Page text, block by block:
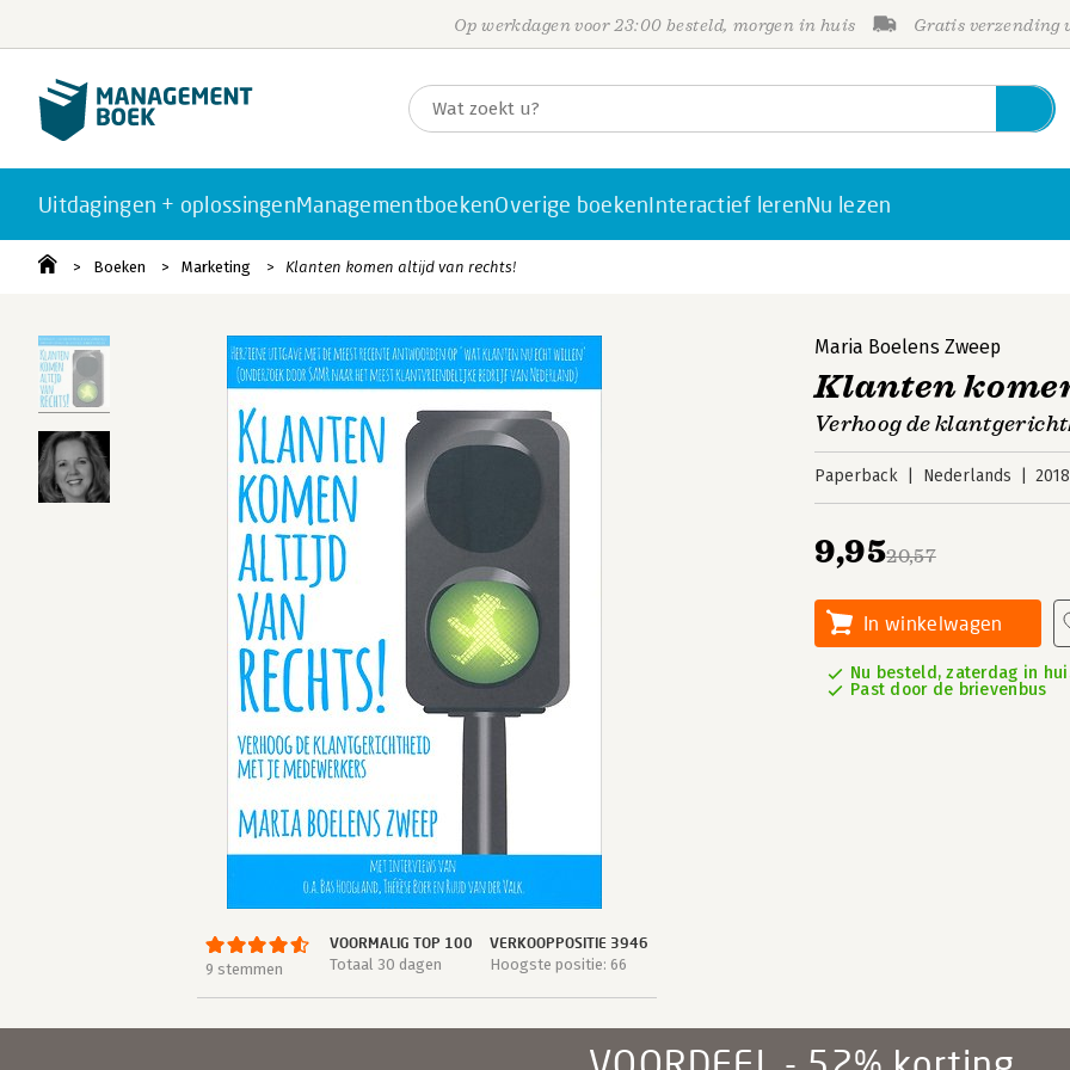
Op werkdagen voor 23:00 besteld, morgen in huis Gratis verzending
Uitdagingen + oplossingenManagementboekenOverige boekenInteractief lerenNu lezen
Boeken Marketing Klanten komen altijd van rechts!
9 stemmen
VOORMALIG TOP 100
Totaal 30 dagen
VERKOOPPOSITIE 3946
Hoogste positie: 66
Maria Boelens Zweep
Klanten
Verhoog de
Paperback Nederlands 2018
20,57
9,95
In winkelwagen
Nu besteld, zaterdag in
Past door de brievenbus